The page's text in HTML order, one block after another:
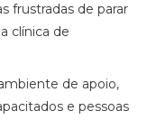
frustradas de parar
clínica de
de apoio,
e pessoas